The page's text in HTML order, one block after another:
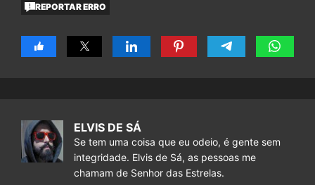
REPORTAR ERRO
ELVIS DE SÁ
Se tem uma coisa que eu odeio, é gente sem
integridade. Elvis de Sá, as pessoas me
chamam de Senhor das Estrelas.